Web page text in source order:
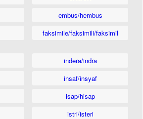
embus/hembus
faksimile/faksimili/faksimil
indera/indra
insaf/insyaf
isap/hisap
istri/isteri